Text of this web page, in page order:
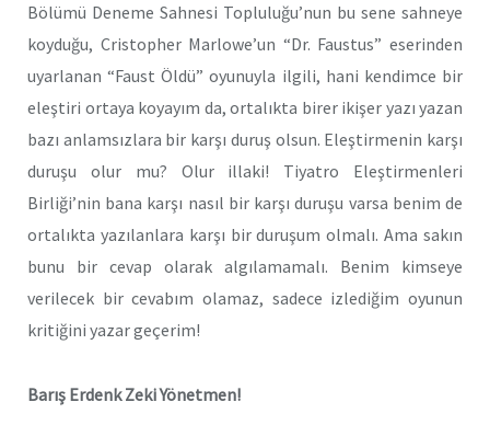
Bölümü Deneme Sahnesi Topluluğu’nun bu sene sahneye
koyduğu, Cristopher Marlowe’un “Dr. Faustus” eserinden
uyarlanan “Faust Öldü” oyunuyla ilgili, hani kendimce bir
eleştiri ortaya koyayım da, ortalıkta birer ikişer yazı yazan
bazı anlamsızlara bir karşı duruş olsun. Eleştirmenin karşı
duruşu olur mu? Olur illaki! Tiyatro Eleştirmenleri
Birliği’nin bana karşı nasıl bir karşı duruşu varsa benim de
ortalıkta yazılanlara karşı bir duruşum olmalı. Ama sakın
bunu bir cevap olarak algılamamalı. Benim kimseye
verilecek bir cevabım olamaz, sadece izlediğim oyunun
kritiğini yazar geçerim!
Barış Erdenk Zeki Yönetmen!